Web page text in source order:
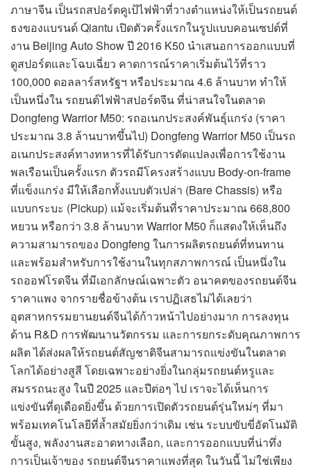
ภาษาจีน เป็นรถสปอร์ตคูเป้ไฟฟ้าที่วางตำแหน่งให้เป็นรถยนต์
ธงของแบรนด์ Qiantu เปิดตัวครั้งแรกในรูปแบบคอนเซปต์ที่
งาน Beijing Auto Show ปี 2016 K50 นำเสนอการออกแบบที่
ดูสปอร์ตและโฉบเฉี่ยว คาดการณ์ราคาเริ่มต้นไว้ที่ราว
100,000 ดอลลาร์สหรัฐฯ หรือประมาณ 4.6 ล้านบาท ทำให้
เป็นหนึ่งใน รถยนต์ไฟฟ้าสปอร์ตจีน ที่น่าสนใจในตลาด
Dongfeng Warrior M50: รถอเนกประสงค์พันธุ์แกร่ง (ราคา
ประมาณ 3.8 ล้านบาทขึ้นไป) Dongfeng Warrior M50 เป็นรถ
อเนกประสงค์ทางทหารที่ได้รับการดัดแปลงเพื่อการใช้งาน
พลเรือนเป็นครั้งแรก ตัวรถมีโครงสร้างแบบ Body-on-frame
ที่แข็งแกร่ง มีให้เลือกทั้งแบบตัวเปล่า (Bare Chassis) หรือ
แบบกระบะ (Pickup) แม้จะเริ่มต้นที่ราคาประมาณ 668,800
หยวน หรือกว่า 3.8 ล้านบาท Warrior M50 ก็แสดงให้เห็นถึง
ความสามารถของ Dongfeng ในการผลิตรถยนต์ที่ทนทาน
และพร้อมสำหรับการใช้งานในทุกสภาพการณ์ เป็นหนึ่งใน
รถออฟโรดจีน ที่มีเอกลักษณ์เฉพาะตัว อนาคตของรถยนต์จีน
ราคาแพง จากรายชื่อข้างต้น เราปฏิเสธไม่ได้เลยว่า
อุตสาหกรรมยานยนต์จีนได้ก้าวหน้าไปอย่างมาก การลงทุน
ด้าน R&D การพัฒนานวัตกรรม และการยกระดับคุณภาพการ
ผลิต ได้ส่งผลให้รถยนต์สัญชาติจีนสามารถแข่งขันในตลาด
โลกได้อย่างสูสี โดยเฉพาะอย่างยิ่งในกลุ่มรถยนต์หรูและ
สมรรถนะสูง ในปี 2025 และปีต่อๆ ไป เราจะได้เห็นการ
แข่งขันที่ดุเดือดยิ่งขึ้น ด้วยการเปิดตัวรถยนต์รุ่นใหม่ๆ ที่มา
พร้อมเทคโนโลยีที่ล้ำสมัยยิ่งกว่าเดิม เช่น ระบบขับขี่อัตโนมัติ
ขั้นสูง, พลังงานสะอาดทางเลือก, และการออกแบบที่น่าทึ่ง
การเป็นเจ้าของ รถยนต์จีนราคาแพงที่สุด ในวันนี้ ไม่ใช่เพียง